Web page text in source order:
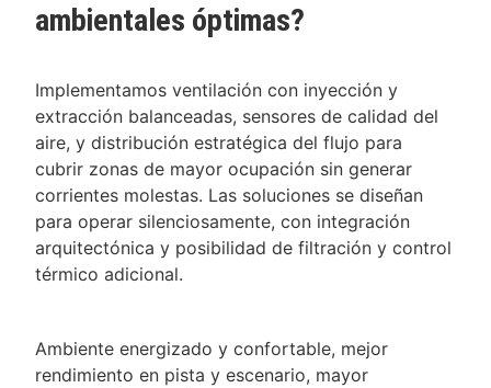
ambientales óptimas?
Implementamos ventilación con inyección y
extracción balanceadas, sensores de calidad del
aire, y distribución estratégica del flujo para
cubrir zonas de mayor ocupación sin generar
corrientes molestas. Las soluciones se diseñan
para operar silenciosamente, con integración
arquitectónica y posibilidad de filtración y control
térmico adicional.
Ambiente energizado y confortable, mejor
rendimiento en pista y escenario, mayor